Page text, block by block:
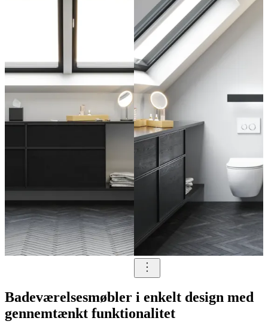
Badeværelsesmøbler i enkelt design med
gennemtænkt funktionalitet